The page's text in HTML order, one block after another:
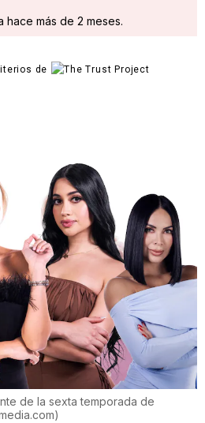
hace más de 2 meses.
de
de la sexta temporada de
)